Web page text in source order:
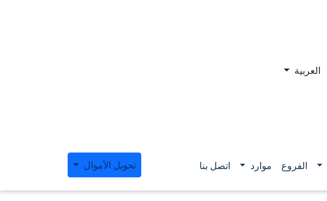
العربية
الفروع موارد اتصل بنا تحويل الأموال